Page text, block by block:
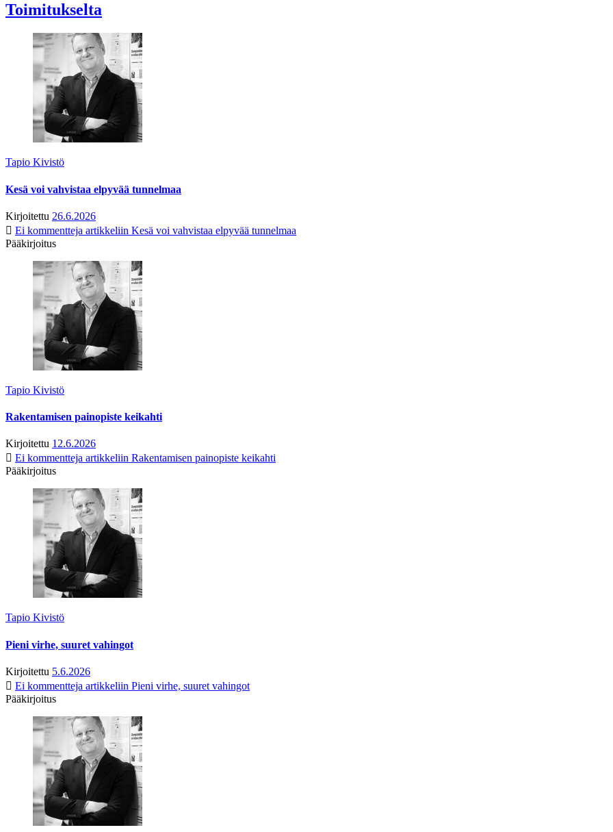
Toimitukselta
Tapio Kivistö
Kesä voi vahvistaa elpyvää tunnelmaa
Kirjoitettu 26.6.2026
Ei kommentteja artikkeliin Kesä voi vahvistaa elpyvää tunnelmaa
Pääkirjoitus
Tapio Kivistö
Rakentamisen painopiste keikahti
Kirjoitettu 12.6.2026
Ei kommentteja artikkeliin Rakentamisen painopiste keikahti
Pääkirjoitus
Tapio Kivistö
Pieni virhe, suuret vahingot
Kirjoitettu 5.6.2026
Ei kommentteja artikkeliin Pieni virhe, suuret vahingot
Pääkirjoitus